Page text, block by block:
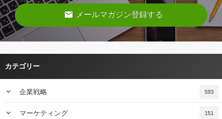
email メールマガジン登録する
カテゴリー
keyboard_arrow_down 企業戦略 593
keyboard_arrow_down マーケティング 151